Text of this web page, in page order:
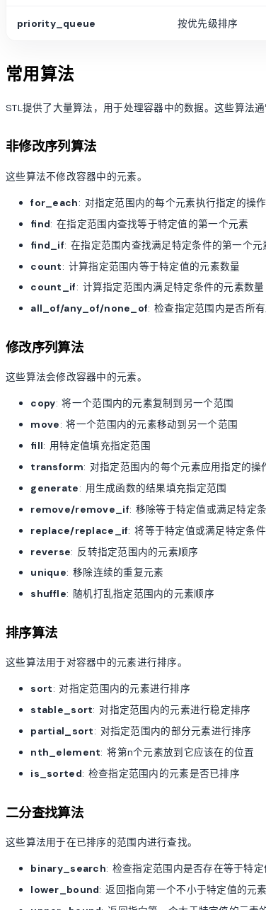
priority_queue 按优先级排序
常用算法
STL提供了大量算法，用于处理容器中的数据。这些算法
非修改序列算法
这些算法不修改容器中的元素。
for_each: 对指定范围内的每个元素执行指定的操作
find: 在指定范围内查找等于特定值的第一个元素
find_if: 在指定范围内查找满足特定条件的第一个元
count: 计算指定范围内等于特定值的元素数量
count_if: 计算指定范围内满足特定条件的元素数量
all_of/any_of/none_of: 检查指定范围内是否所
修改序列算法
这些算法会修改容器中的元素。
copy: 将一个范围内的元素复制到另一个范围
move: 将一个范围内的元素移动到另一个范围
fill: 用特定值填充指定范围
transform: 对指定范围内的每个元素应用指定的
generate: 用生成函数的结果填充指定范围
remove/remove_if: 移除等于特定值或满足特定
replace/replace_if: 将等于特定值或满足特定条
reverse: 反转指定范围内的元素顺序
unique: 移除连续的重复元素
shuffle: 随机打乱指定范围内的元素顺序
排序算法
这些算法用于对容器中的元素进行排序。
sort: 对指定范围内的元素进行排序
stable_sort: 对指定范围内的元素进行稳定排序
partial_sort: 对指定范围内的部分元素进行排序
nth_element: 将第n个元素放到它应该在的位置
is_sorted: 检查指定范围内的元素是否已排序
二分查找算法
这些算法用于在已排序的范围内进行查找。
binary_search: 检查指定范围内是否存在等于特
lower_bound: 返回指向第一个不小于特定值的元